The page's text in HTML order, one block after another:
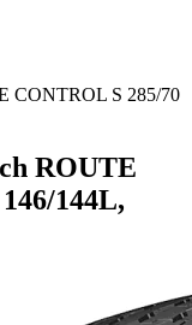
CONTROL S 285/70
ROUTE
144L,